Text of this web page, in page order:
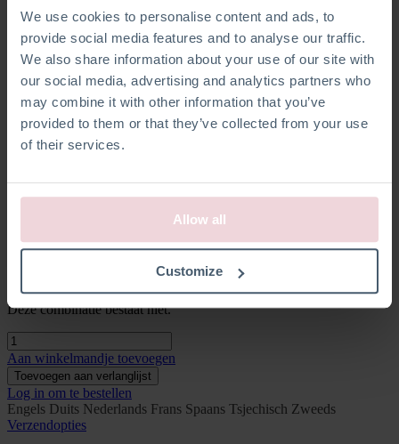
We use cookies to personalise content and ads, to
provide social media features and to analyse our traffic.
We also share information about your use of our site with
our social media, advertising and analytics partners who
may combine it with other information that you’ve
provided to them or that they’ve collected from your use
of their services.
Allow all
Customize
Type product
Haakpakketten
Thema
Baby
Ontwerper
Marijke Boone
Maat pakket
Type garen
100% Biologisch katoen
Deze combinatie bestaat niet.
Aan winkelmandje toevoegen
Toevoegen aan verlanglijst
Log in om te bestellen
Engels Duits Nederlands Frans Spaans Tsjechisch Zweeds
Verzendopties